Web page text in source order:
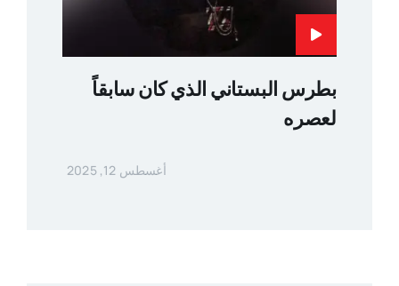
بطرس البستاني الذي كان سابقاً
لعصره
أغسطس 12, 2025